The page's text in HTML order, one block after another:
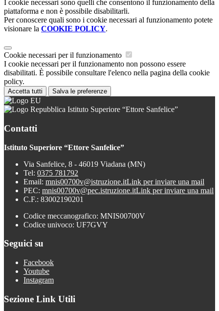
I cookie necessari sono quelli che consentono il funzionamento della
piattaforma e non è possibile disabilitarli.
Per conoscere quali sono i cookie necessari al funzionamento potete
visionare la COOKIE POLICY.
Cookie necessari per il funzionamento
I cookie necessari per il funzionamento non possono essere
disabilitati. È possibile consultare l'elenco nella pagina della cookie
policy.
Accetta tutti Salva le preferenze
Istituto Superiore “Ettore Sanfelice”
Contatti
Istituto Superiore “Ettore Sanfelice”
Via Sanfelice, 8 - 46019 Viadana (MN)
Tel: 0375 781792
Email: mnis00700v@istruzione.itLink per inviare una mail
PEC: mnis00700v@pec.istruzione.itLink per inviare una mail
C.F.: 83002190201
Codice meccanografico: MNIS00700V
Codice univoco: UF7GVY
Seguici su
Facebook
Youtube
Instagram
Sezione Link Utili